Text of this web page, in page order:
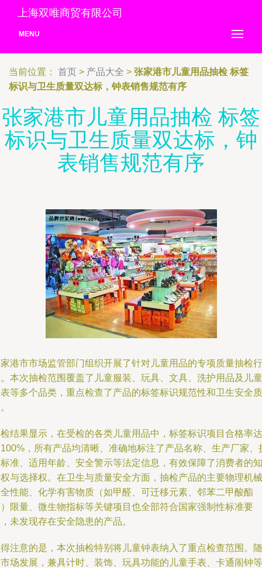
上海双唯商贸有限公司
MENU
当前位置： 首页 > 产品大全 > 张家港市儿童用品抽检 标签
标识与卫生质量双达标，钟表销售规范有序
张家港市儿童用品抽检 标签
标识与卫生质量双达标，钟
表销售规范有序
港市市场监管部门组织开展了针对儿童用品的专项质量抽检行
本次抽检范围覆盖了儿童服装、玩具、文具、洗护用品及儿童
等多个品类，重点检查了产品的标签标识规范性和卫生安全质
结果显示，在受检的各类儿童用品中，标签标识项目合格率达
，所有产品均清晰、准确地标注了产品名称、生产厂家、
准、适用年龄、安全警示等法定信息，有效保障了消费者的知
与选择权。在卫生与质量安全方面，抽检产品的主要物理机械
性能、化学有害物质（如甲醛、可迁移元素、邻苯二甲酸酯
限量、微生物指标等关键项目也全部符合国家强制性标准要
未发现存在安全隐患的产品。
注意的是，本次抽检特别将儿童钟表纳入了重点检查范围。随
场发展，兼具计时、装饰、玩具功能的儿童手表、卡通闹钟等